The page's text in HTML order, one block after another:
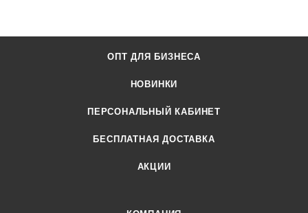
ОПТ ДЛЯ БИЗНЕСА
НОВИНКИ
ПЕРСОНАЛЬНЫЙ КАБИНЕТ
БЕСПЛАТНАЯ ДОСТАВКА
АКЦИИ